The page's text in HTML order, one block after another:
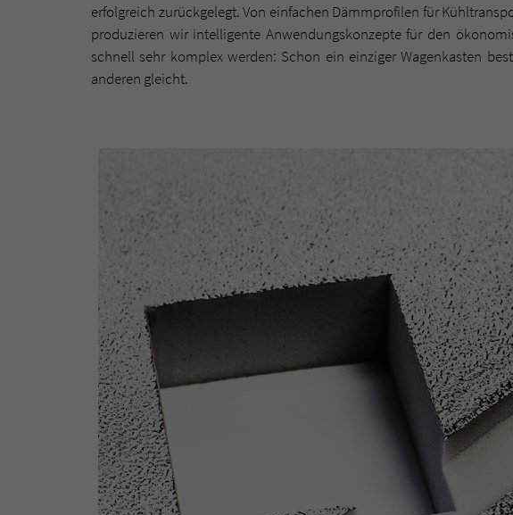
erfolgreich zurückgelegt. Von einfachen Dämmprofilen für
produzieren wir intelligente Anwendungskonzepte für den
schnell sehr komplex werden: Schon ein einziger Wagenkasten
anderen gleicht.